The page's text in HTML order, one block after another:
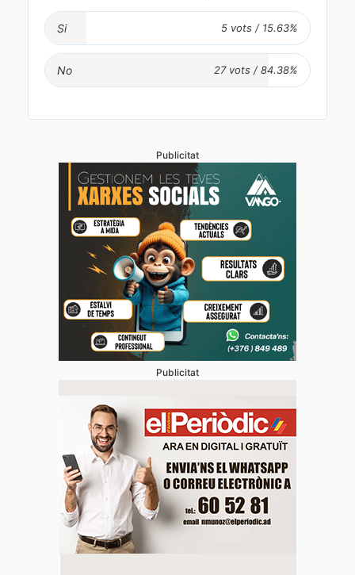
Si
No
Publicitat
Publicitat